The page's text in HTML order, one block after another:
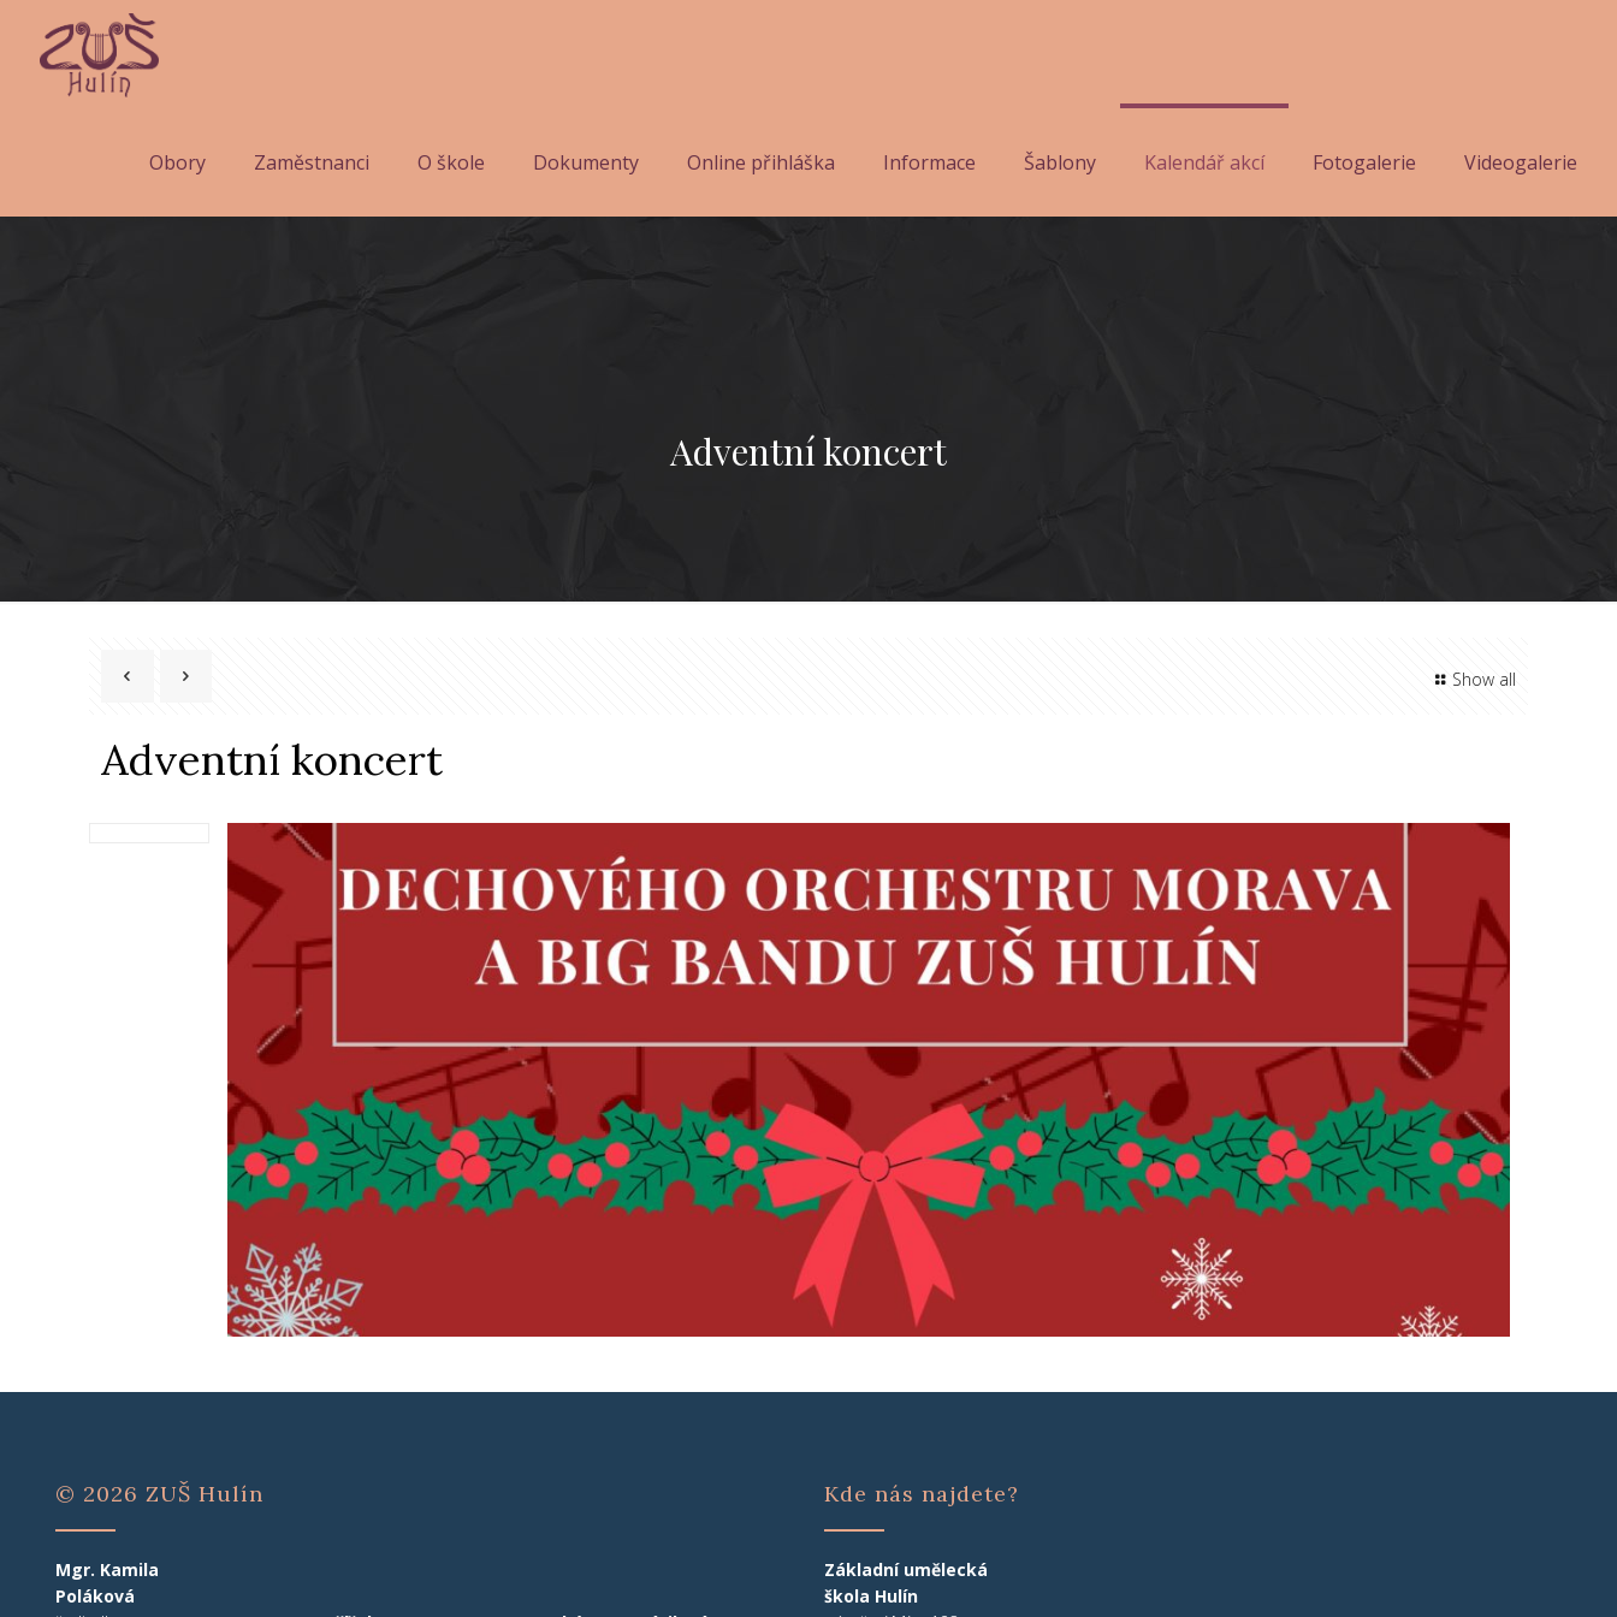
Obory Zaměstnanci O škole Dokumenty Online přihláška Informace Šablony Kalendář akcí Fotogalerie Videogalerie
Adventní koncert
Show all
Adventní koncert
© 2026 ZUŠ Hulín
Mgr. Kamila
Poláková
Kde nás najdete?
Základní umělecká
škola Hulín